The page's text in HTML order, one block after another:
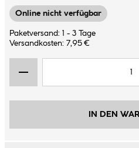
Online nicht verfügbar
Paketversand: 1 - 3 Tage
Versandkosten: 7,95 €
IN DEN